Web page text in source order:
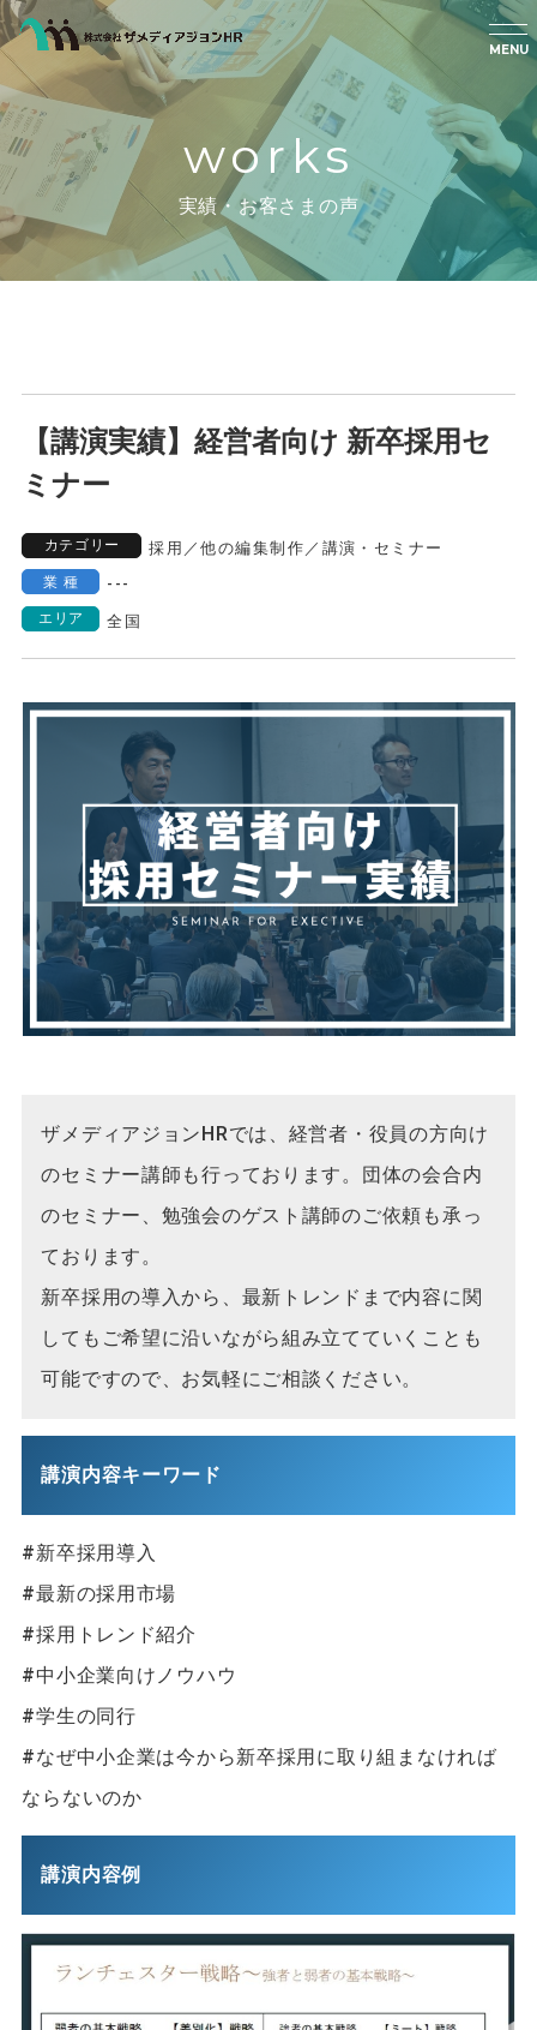
MENU
works
実績・お客さまの声
【講演実績】経営者向け 新卒採用セ
ミナー
カテゴリー 採用 ／他の編集制作 ／ 講演・セミナー
業種 ---
エリア 全国
ザメディアジョンHRでは、経営者・役員の方向け
のセミナー講師も行っております。団体の会合内
のセミナー、勉強会のゲスト講師のご依頼も承っ
ております。
新卒採用の導入から、最新トレンドまで内容に関
してもご希望に沿いながら組み立てていくことも
可能ですので、お気軽にご相談ください。
講演内容キーワード
#新卒採用導入
#最新の採用市場
#採用トレンド紹介
#中小企業向けノウハウ
#学生の同行
#なぜ中小企業は今から新卒採用に取り組まなければ
ならないのか
講演内容例